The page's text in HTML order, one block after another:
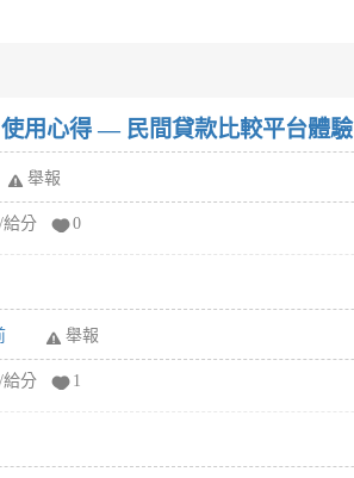
用心得 — 民間貸款比較平台體驗
舉報
給分 0
舉報
給分 1